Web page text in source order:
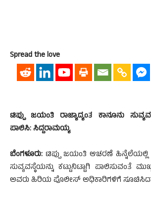
Spread the love
ಟಿಪ್ಪು ಜಯಂತಿ ರಾಜ್ಯಾದ್ಯಂತ ಕಾನೂನು
ಪಾಲಿಸಿ: ಸಿದ್ದರಾಮಯ್ಯ
ಬೆಂಗಳೂರು: ಟಿಪ್ಪು ಜಯಂತಿ ಆಚರಣೆ ಹಿನ್ನೆಲೆಯಲ್ಲಿ
ಸುವ್ಯವಸ್ಥೆಯನ್ನು ಕಟ್ಟುನಿಟ್ಟಾಗಿ ಪಾಲಿಸುವಂತೆ
ಅವರು ಹಿರಿಯ ಪೊಲೀಸ್ ಅಧಿಕಾರಿಗಳಿಗೆ